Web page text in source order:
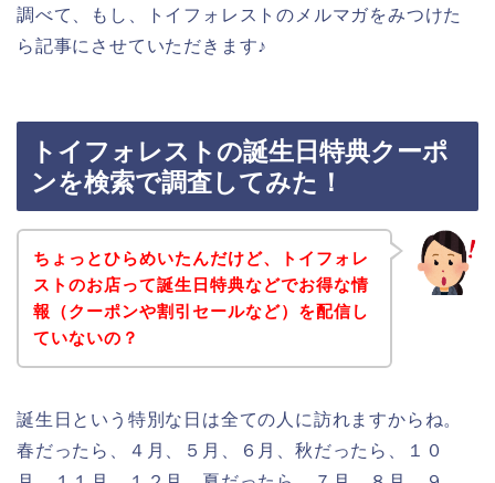
調べて、もし、トイフォレストのメルマガをみつけた
ら記事にさせていただきます♪
トイフォレストの誕生日特典クーポ
ンを検索で調査してみた！
ちょっとひらめいたんだけど、トイフォレ
ストのお店って誕生日特典などでお得な情
報（クーポンや割引セールなど）を配信し
ていないの？
誕生日という特別な日は全ての人に訪れますからね。
春だったら、４月、５月、６月、秋だったら、１０